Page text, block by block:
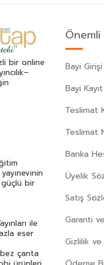
(49)
bir online
bir
ile
eser
çanta
Bayi Girişi
Bayi Kayıt
Teslimat
Teslimat
Banka
Üyelik
Satış
Garanti
Gizlilik